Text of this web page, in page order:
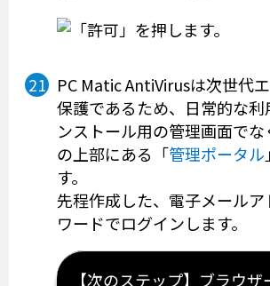
PC Matic AntiVirusは次世代
保護であるため、日常的な利
ンストール用の管理画面で
の上部にある「管理ポータル
す。
先程作成した、電子メールア
ワードでログインします。
【次のステップ】ブラウ